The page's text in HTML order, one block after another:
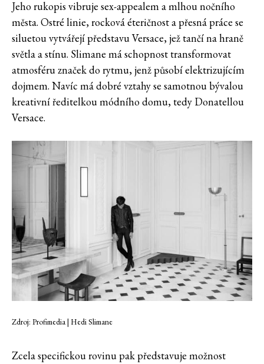
Jeho rukopis vibruje sex-appealem a mlhou nočního
města. Ostré linie, rocková éteričnost a přesná práce se
siluetou vytvářejí představu Versace, jež tančí na hraně
světla a stínu. Slimane má schopnost transformovat
atmosféru značek do rytmu, jenž působí elektrizujícím
dojmem. Navíc má dobré vztahy se samotnou bývalou
kreativní ředitelkou módního domu, tedy Donatellou
Versace.
Zdroj: Profimedia | Hedi Slimane
Zcela specifickou rovinu pak představuje možnost